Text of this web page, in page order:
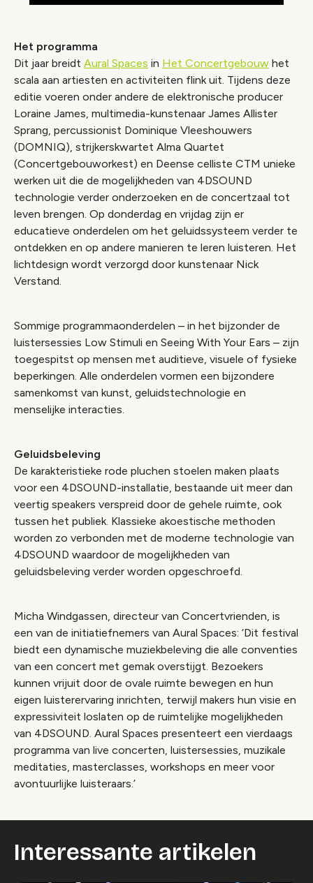
Het programma
Dit jaar breidt Aural Spaces in Het Concertgebouw het
scala aan artiesten en activiteiten flink uit. Tijdens deze
editie voeren onder andere de elektronische producer
Loraine James, multimedia-kunstenaar James Allister
Sprang, percussionist Dominique Vleeshouwers
(DOMNIQ), strijkerskwartet Alma Quartet
(Concertgebouworkest) en Deense celliste CTM unieke
werken uit die de mogelijkheden van 4DSOUND
technologie verder onderzoeken en de concertzaal tot
leven brengen. Op donderdag en vrijdag zijn er
educatieve onderdelen om het geluidssysteem verder te
ontdekken en op andere manieren te leren luisteren. Het
lichtdesign wordt verzorgd door kunstenaar Nick
Verstand.
Sommige programmaonderdelen – in het bijzonder de
luistersessies Low Stimuli en Seeing With Your Ears – zijn
toegespitst op mensen met auditieve, visuele of fysieke
beperkingen. Alle onderdelen vormen een bijzondere
samenkomst van kunst, geluidstechnologie en
menselijke interacties.
Geluidsbeleving
De karakteristieke rode pluchen stoelen maken plaats
voor een 4DSOUND-installatie, bestaande uit meer dan
veertig speakers verspreid door de gehele ruimte, ook
tussen het publiek. Klassieke akoestische methoden
worden zo verbonden met de moderne technologie van
4DSOUND waardoor de mogelijkheden van
geluidsbeleving verder worden opgeschroefd.
Micha Windgassen, directeur van Concertvrienden, is
een van de initiatiefnemers van Aural Spaces: ‘Dit festival
biedt een dynamische muziekbeleving die alle conventies
van een concert met gemak overstijgt. Bezoekers
kunnen vrijuit door de ovale ruimte bewegen en hun
eigen luisterervaring inrichten, terwijl makers hun visie en
expressiviteit loslaten op de ruimtelijke mogelijkheden
van 4DSOUND. Aural Spaces presenteert een vierdaags
programma van live concerten, luistersessies, muzikale
meditaties, masterclasses, workshops en meer voor
avontuurlijke luisteraars.’
Interessante artikelen